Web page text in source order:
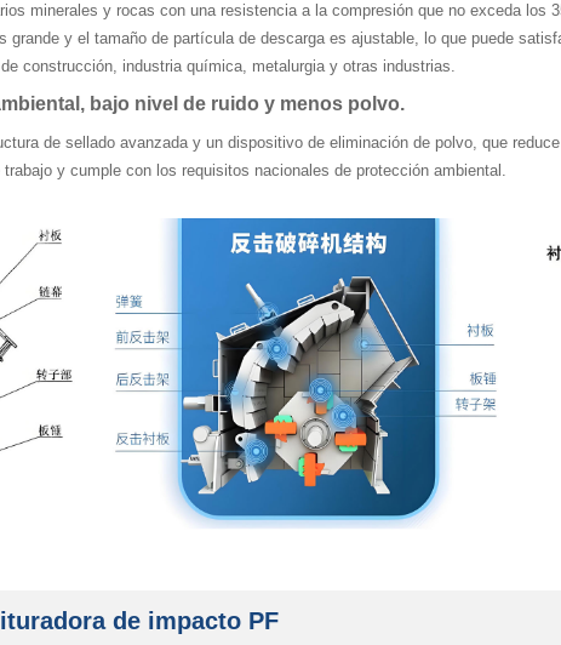
minerales y rocas con una resistencia a la compresión que no exceda los
y el tamaño de partícula de descarga es ajustable, lo que puede
construcción, industria química, metalurgia y otras industrias.
bajo nivel de ruido y menos polvo.
de sellado avanzada y un dispositivo de eliminación de polvo, que
y cumple con los requisitos nacionales de protección ambiental.
de impacto PF